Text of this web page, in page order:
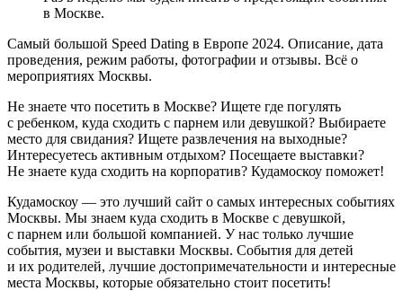
в Москве.
Самый большой Speed Dating в Европе 2024. Описание, дата
проведения, режим работы, фотографии и отзывы. Всё о
мероприятиях Москвы.
Не знаете что посетить в Москве? Ищете где погулять
с ребенком, куда сходить с парнем или девушкой? Выбираете
место для свидания? Ищете развлечения на выходные?
Интересуетесь активным отдыхом? Посещаете выставки?
Не знаете куда сходить на корпоратив? Кудамоскоу поможет!
Кудамоскоу — это лучший сайт о самых интересных событиях
Москвы. Мы знаем куда сходить в Москве с девушкой,
с парнем или большой компанией. У нас только лучшие
события, музеи и выставки Москвы. События для детей
и их родителей, лучшие достопримечательности и интересные
места Москвы, которые обязательно стоит посетить!